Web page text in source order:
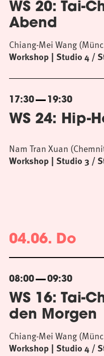
WS 20: Tai-
Abend
Workshop Studio 4 /
Chiang-Mei Wang
17:30 19:30
WS 24: Hip-
Workshop Studio 3 /
Nam Tran Xuan
04.06. Do
08:00 09:30
WS 16: Tai-
den Morgen
Workshop Studio 4 /
Chiang-Mei Wang